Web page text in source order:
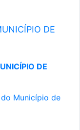
DE
DE
Município de